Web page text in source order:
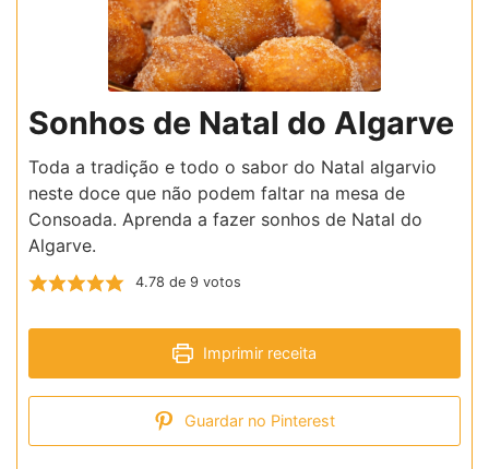
Sonhos de Natal do Algarve
Toda a tradição e todo o sabor do Natal algarvio
neste doce que não podem faltar na mesa de
Consoada. Aprenda a fazer sonhos de Natal do
Algarve.
4.78 de 9 votos
Imprimir receita
Guardar no Pinterest